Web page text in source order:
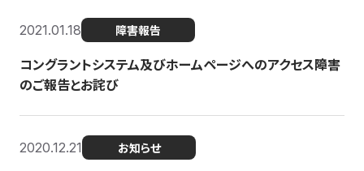
2021.01.18 障害報告
コングラントシステム及びホームページへのアクセス障害
のご報告とお詫び
2020.12.21 お知らせ